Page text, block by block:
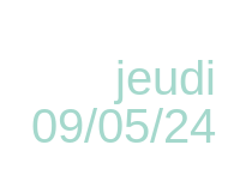
jeudi
09/05/24